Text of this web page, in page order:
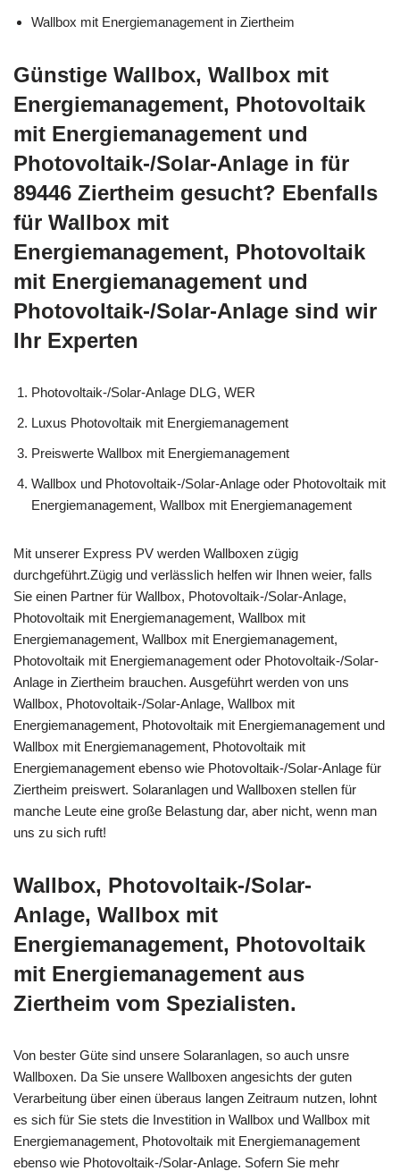
Wallbox mit Energiemanagement in Ziertheim
Günstige Wallbox, Wallbox mit
Energiemanagement, Photovoltaik
mit Energiemanagement und
Photovoltaik-/Solar-Anlage in für
89446 Ziertheim gesucht? Ebenfalls
für Wallbox mit
Energiemanagement, Photovoltaik
mit Energiemanagement und
Photovoltaik-/Solar-Anlage sind wir
Ihr Experten
Photovoltaik-/Solar-Anlage DLG, WER
Luxus Photovoltaik mit Energiemanagement
Preiswerte Wallbox mit Energiemanagement
Wallbox und Photovoltaik-/Solar-Anlage oder Photovoltaik mit
Energiemanagement, Wallbox mit Energiemanagement
Mit unserer Express PV werden Wallboxen zügig
durchgeführt.Zügig und verlässlich helfen wir Ihnen weier, falls
Sie einen Partner für Wallbox, Photovoltaik-/Solar-Anlage,
Photovoltaik mit Energiemanagement, Wallbox mit
Energiemanagement, Wallbox mit Energiemanagement,
Photovoltaik mit Energiemanagement oder Photovoltaik-/Solar-
Anlage in Ziertheim brauchen. Ausgeführt werden von uns
Wallbox, Photovoltaik-/Solar-Anlage, Wallbox mit
Energiemanagement, Photovoltaik mit Energiemanagement und
Wallbox mit Energiemanagement, Photovoltaik mit
Energiemanagement ebenso wie Photovoltaik-/Solar-Anlage für
Ziertheim preiswert. Solaranlagen und Wallboxen stellen für
manche Leute eine große Belastung dar, aber nicht, wenn man
uns zu sich ruft!
Wallbox, Photovoltaik-/Solar-
Anlage, Wallbox mit
Energiemanagement, Photovoltaik
mit Energiemanagement aus
Ziertheim vom Spezialisten.
Von bester Güte sind unsere Solaranlagen, so auch unsre
Wallboxen. Da Sie unsere Wallboxen angesichts der guten
Verarbeitung über einen überaus langen Zeitraum nutzen, lohnt
es sich für Sie stets die Investition in Wallbox und Wallbox mit
Energiemanagement, Photovoltaik mit Energiemanagement
ebenso wie Photovoltaik-/Solar-Anlage. Sofern Sie mehr